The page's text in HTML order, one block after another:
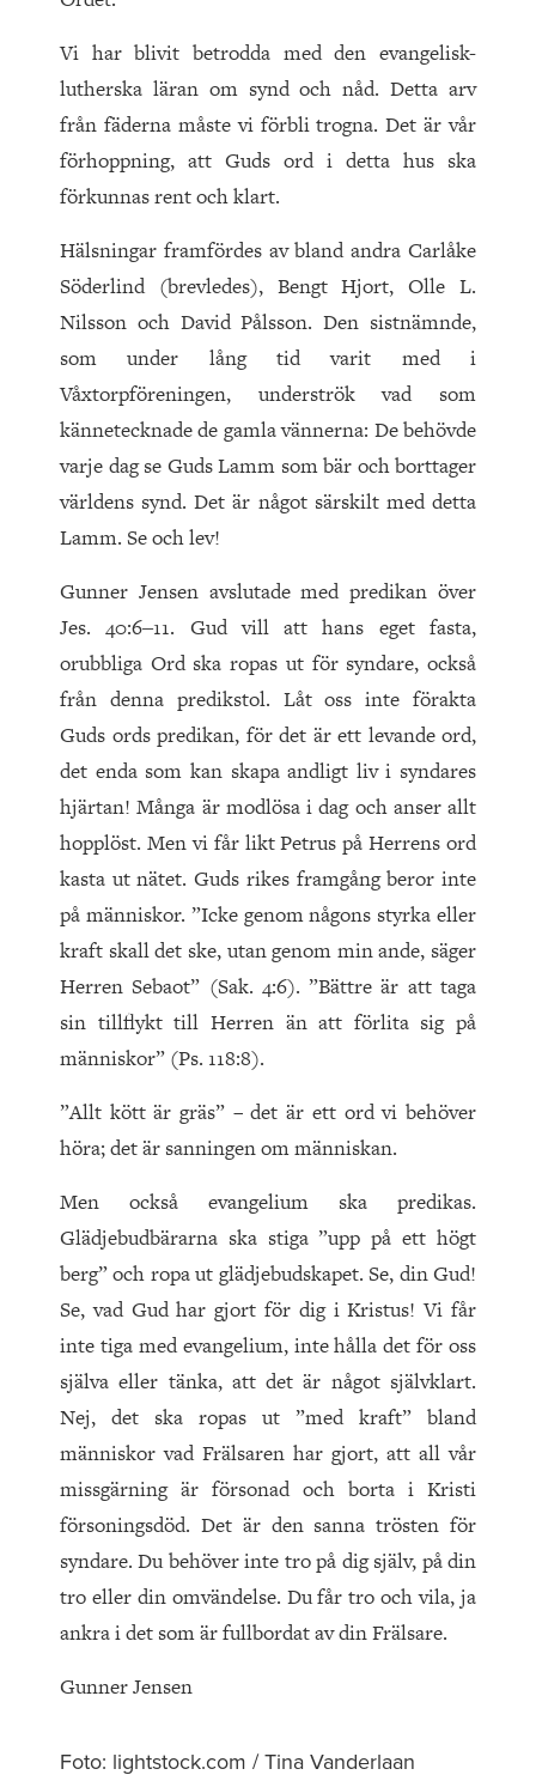
Vi har blivit betrodda med den evangelisk-
lutherska läran om synd och nåd. Detta arv
från fäderna måste vi förbli trogna. Det är vår
förhoppning, att Guds ord i detta hus ska
förkunnas rent och klart.
Hälsningar framfördes av bland andra Carlåke
Söderlind (brevledes), Bengt Hjort, Olle L.
Nilsson och David Pålsson. Den sistnämnde,
som under lång tid varit med i
Våxtorpföreningen, underströk vad som
kännetecknade de gamla vännerna: De behövde
varje dag se Guds Lamm som bär och borttager
världens synd. Det är något särskilt med detta
Lamm. Se och lev!
Gunner Jensen avslutade med predikan över
Jes. 40:6‒11. Gud vill att hans eget fasta,
orubbliga Ord ska ropas ut för syndare, också
från denna predikstol. Låt oss inte förakta
Guds ords predikan, för det är ett levande ord,
det enda som kan skapa andligt liv i syndares
hjärtan! Många är modlösa i dag och anser allt
hopplöst. Men vi får likt Petrus på Herrens ord
kasta ut nätet. Guds rikes framgång beror inte
på människor. ”Icke genom någons styrka eller
kraft skall det ske, utan genom min ande, säger
Herren Sebaot” (Sak. 4:6). ”Bättre är att taga
sin tillflykt till Herren än att förlita sig på
människor” (Ps. 118:8).
”Allt kött är gräs” – det är ett ord vi behöver
höra; det är sanningen om människan.
Men också evangelium ska predikas.
Glädjebudbärarna ska stiga ”upp på ett högt
berg” och ropa ut glädjebudskapet. Se, din Gud!
Se, vad Gud har gjort för dig i Kristus! Vi får
inte tiga med evangelium, inte hålla det för oss
själva eller tänka, att det är något självklart.
Nej, det ska ropas ut ”med kraft” bland
människor vad Frälsaren har gjort, att all vår
missgärning är försonad och borta i Kristi
försoningsdöd. Det är den sanna trösten för
syndare. Du behöver inte tro på dig själv, på din
tro eller din omvändelse. Du får tro och vila, ja
ankra i det som är fullbordat av din Frälsare.
Gunner Jensen
Foto: lightstock.com / Tina Vanderlaan